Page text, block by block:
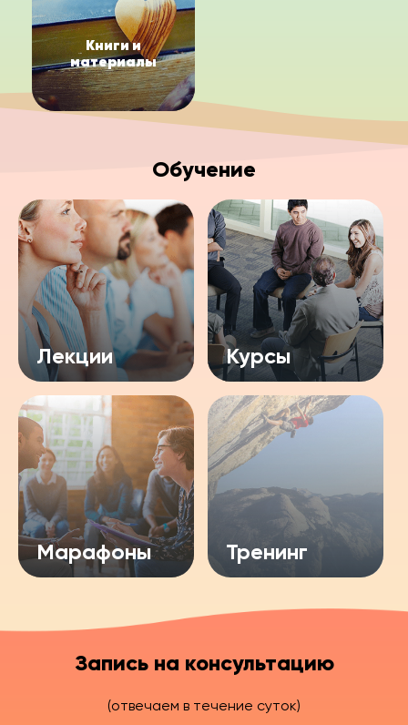
Книги и
материалы
Обучение
Лекции Курсы
Марафоны Тренинг
Запись на консультацию
(отвечаем в течение суток)